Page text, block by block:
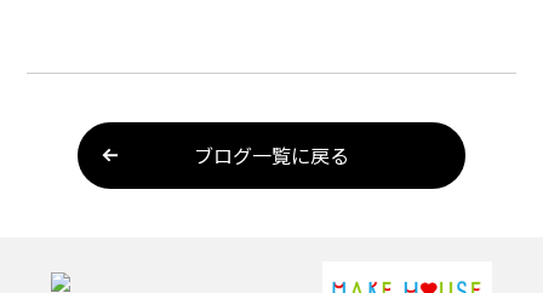
ブログ一覧に戻る